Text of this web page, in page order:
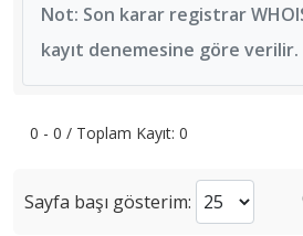
Not: Son karar registrar
kayıt denemesine göre verilir.
0 - 0 / Toplam Kayıt: 0
Sayfa başı gösterim: